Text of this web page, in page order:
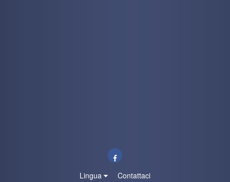
Lingua Contattaci